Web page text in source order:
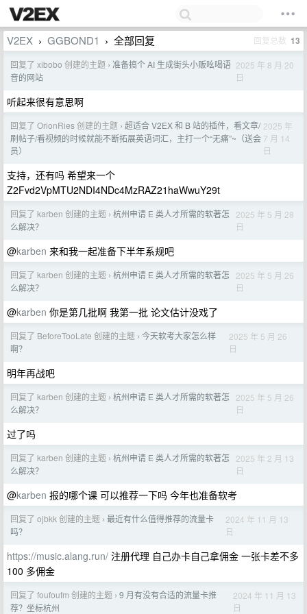
V2EX › GGBOND1 › 全部回复 回复总数 13
回复了 xibobo 创建的主题 › 准备搞个 AI 生成街头小贩吆喝语
音的网站
2025 年 8 月 20
日
听起来很有意思啊
回复了 OrionRies 创建的主题 › 超适合 V2EX 和 B 站的插件，看文章/
刷帖子/看视频的时候就能不断拓展英语词汇，主打一个“无痛”~（送会
员）
2025 年
7 月 14
日
支持，还有吗 希望来一个
Z2Fvd2VpMTU2NDI4NDc4MzRAZ21haWwuY29t
回复了 karben 创建的主题 › 杭州申请 E 类人才所需的软著怎
么解决？
2025 年 5 月 28
日
@karben 来和我一起准备下半年系规吧
回复了 karben 创建的主题 › 杭州申请 E 类人才所需的软著怎
么解决？
2025 年 5 月 26
日
@karben 你是第几批啊 我第一批 论文估计没戏了
回复了 BeforeTooLate 创建的主题 › 今天软考大家怎么样
啊？
2025 年 5 月 26
日
明年再战吧
回复了 karben 创建的主题 › 杭州申请 E 类人才所需的软著怎
么解决？
2025 年 5 月 26
日
过了吗
回复了 karben 创建的主题 › 杭州申请 E 类人才所需的软著怎
么解决？
2025 年 2 月 13
日
@karben 报的哪个课 可以推荐一下吗 今年也准备软考
回复了 ojbkk 创建的主题 › 最近有什么值得推荐的流量卡
吗？
2024 年 11 月 13
日
https://music.alang.run/ 注册代理 自己办卡自己拿佣金 一张卡差不多
100 多佣金
回复了 foufoufm 创建的主题 › 9 月有没有合适的流量卡推
荐？坐标杭州
2024 年 11 月 13
日